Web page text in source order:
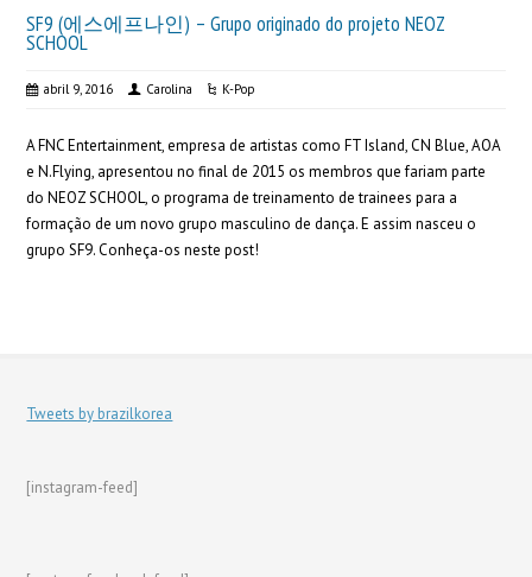
SF9 (에스에프나인) – Grupo originado do projeto NEOZ
SCHOOL
abril 9, 2016 Carolina K-Pop
A FNC Entertainment, empresa de artistas como FT Island, CN Blue, AOA
e N.Flying, apresentou no final de 2015 os membros que fariam parte
do NEOZ SCHOOL, o programa de treinamento de trainees para a
formação de um novo grupo masculino de dança. E assim nasceu o
grupo SF9. Conheça-os neste post!
Tweets by brazilkorea
[instagram-feed]